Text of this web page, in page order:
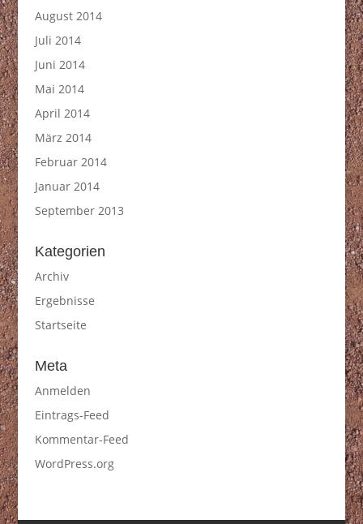
August 2014
Juli 2014
Juni 2014
Mai 2014
April 2014
März 2014
Februar 2014
Januar 2014
September 2013
Kategorien
Archiv
Ergebnisse
Startseite
Meta
Anmelden
Eintrags-Feed
Kommentar-Feed
WordPress.org